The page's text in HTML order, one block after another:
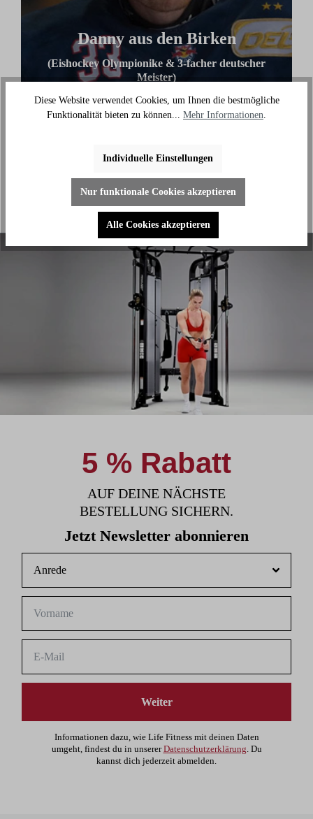
Danny aus den Birken
(Eishockey Olympionike & 3-facher deutscher
Meister)
"Ich benutze das Bike jeden Tag und es hilft mir
außerhalb des Eises an meiner Fitness zu arbeiten."
5 % Rabatt
AUF DEINE NÄCHSTE
BESTELLUNG SICHERN.
Jetzt Newsletter abonnieren
Weiter
Informationen dazu, wie Life Fitness mit deinen Daten
umgeht, findest du in unsererDatenschutzerklärung. Du
kannst dich jederzeit abmelden.
Diese Website verwendet Cookies, um Ihnen die bestmögliche
Funktionalität bieten zu können... Mehr Informationen
Individuelle Einstellungen
Nur funktionale Cookies akzeptieren
Alle Cookies akzeptieren